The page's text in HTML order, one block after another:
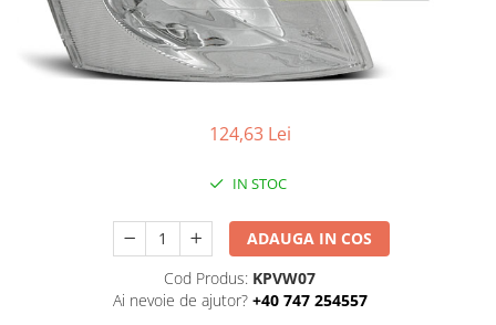
Statii radio CB
Suspensii auto
Bucsi poliuretan
124,63 Lei
IN STOC
ADAUGA IN COS
Cod Produs: KPVW07
Ai nevoie de ajutor? +40 747 254557